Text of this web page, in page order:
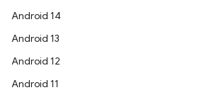
Android 14
Android 13
Android 12
Android 11